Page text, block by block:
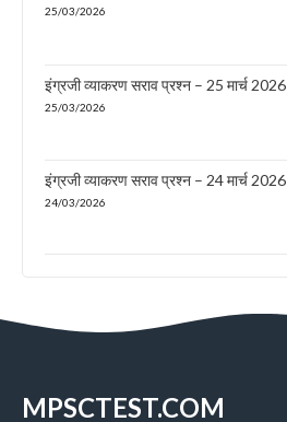
25/03/2026
इंग्रजी व्याकरण सराव प्रश्न – 25 मार्च 2026
25/03/2026
इंग्रजी व्याकरण सराव प्रश्न – 24 मार्च 2026
24/03/2026
MPSCTEST.COM